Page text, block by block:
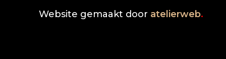
Website gemaakt door atelierweb.